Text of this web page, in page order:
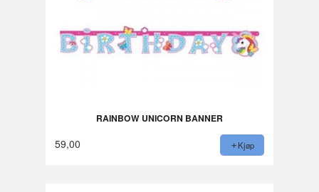
RAINBOW UNICORN BANNER
59,00 Kjøp